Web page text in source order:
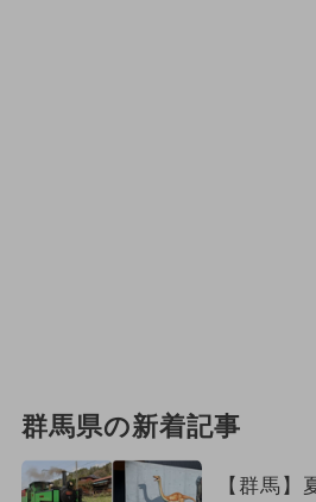
群馬県の新着記事
【群馬】